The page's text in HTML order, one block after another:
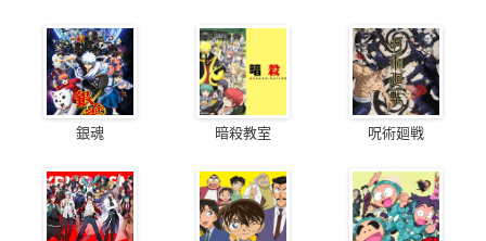
銀魂 暗殺教室 呪術廻戦